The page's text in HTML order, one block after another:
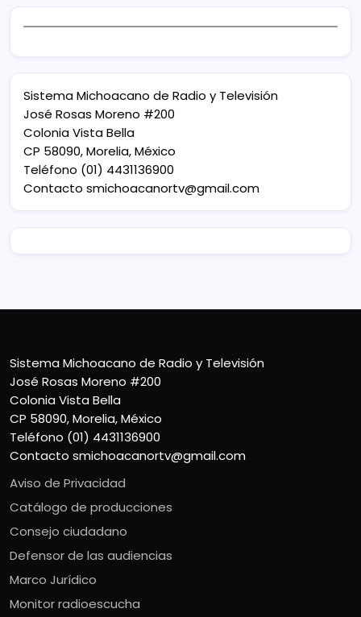
Sistema Michoacano de Radio y Televisión
José Rosas Moreno #200
Colonia Vista Bella
CP 58090, Morelia, México
Teléfono (01) 4431136900
Contacto smichoacanortv@gmail.com
Sistema Michoacano de Radio y Televisión
José Rosas Moreno #200
Colonia Vista Bella
CP 58090, Morelia, México
Teléfono (01) 4431136900
Contacto smichoacanortv@gmail.com
Aviso de Privacidad
Catálogo de producciones
Consejo ciudadano
Defensor de las audiencias
Marco Jurídico
Monitor radioescucha